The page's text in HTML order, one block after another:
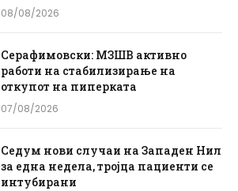
08/08/2026
Серафимовски: МЗШВ активно
работи на стабилизирање на
откупот на пиперката
07/08/2026
Седум нови случаи на Западен Нил
за една недела, тројца пациенти се
интубирани